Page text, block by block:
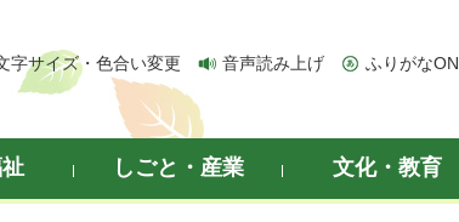
字サイズ・色合い変更 音声読み上げ ふりがなON
しごと・産業 文化・教育